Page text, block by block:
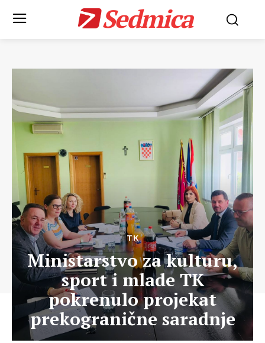
Sedmica
TK
Ministarstvo za kulturu,
sport i mlade TK
pokrenulo projekat
prekogranične saradnje